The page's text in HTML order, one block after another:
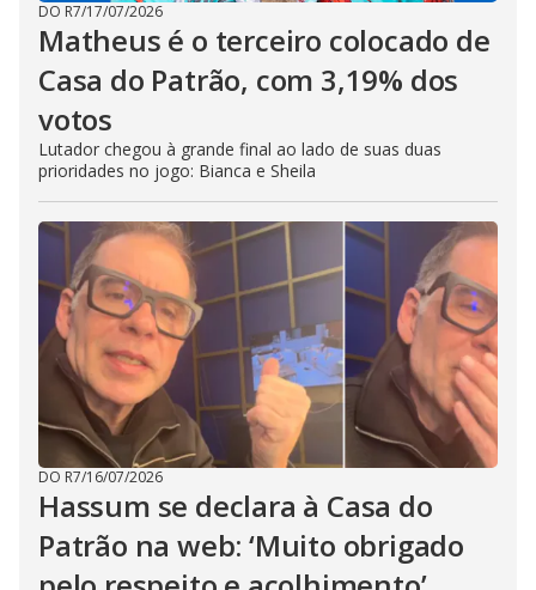
DO R7/17/07/2026
Matheus é o terceiro colocado de
Casa do Patrão, com 3,19% dos
votos
Lutador chegou à grande final ao lado de suas duas
prioridades no jogo: Bianca e Sheila
DO R7/16/07/2026
Hassum se declara à Casa do
Patrão na web: ‘Muito obrigado